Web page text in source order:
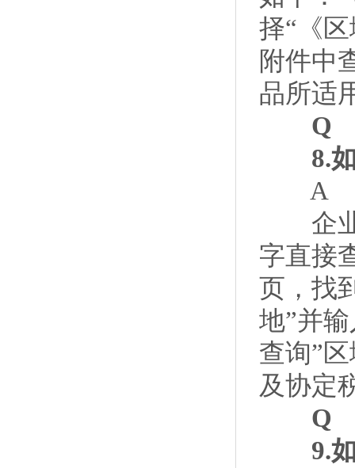
择“《
附件中
品所适
Q
8.如
A
企业
字直接
页，找
地”并
查询”
及协定
Q
9.如